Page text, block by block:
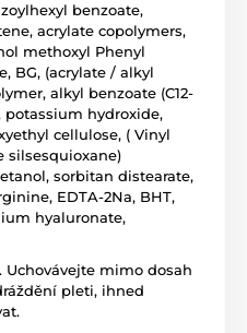
benzoate,
acrylate copolymers,
methoxyl Phenyl
BG, (acrylate / alkyl
alkyl benzoate (C12-
potassium hydroxide,
cellulose, ( Vinyl
silsesquioxane)
sorbitan distearate,
EDTA-2Na, BHT,
hyaluronate,
mimo dosah
pleti, ihned